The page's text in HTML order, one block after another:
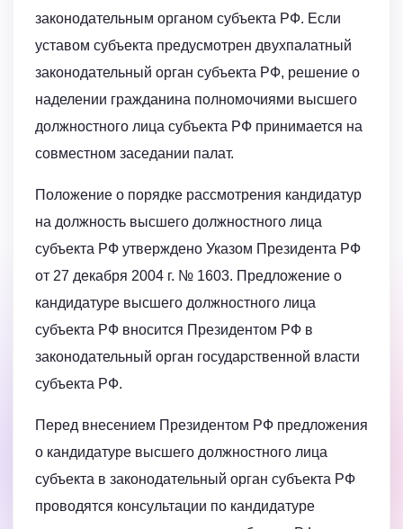
законодательным органом субъекта РФ. Если
уставом субъекта предусмотрен двухпалатный
законодательный орган субъекта РФ, решение о
наделении гражданина полномочиями высшего
должностного лица субъекта РФ принимается на
совместном заседании палат.
Положение о порядке рассмотрения кандидатур
на должность высшего должностного лица
субъекта РФ утверждено Указом Президента РФ
от 27 декабря 2004 г. № 1603. Предложение о
кандидатуре высшего должностного лица
субъекта РФ вносится Президентом РФ в
законодательный орган государственной власти
субъекта РФ.
Перед внесением Президентом РФ предложения
о кандидатуре высшего должностного лица
субъекта в законодательный орган субъекта РФ
проводятся консультации по кандидатуре